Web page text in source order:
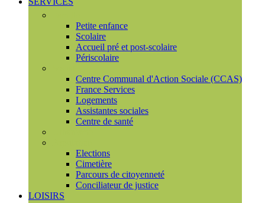
Petite enfance
Scolaire
Accueil pré et post-scolaire
Périscolaire
Centre Communal d'Action Sociale (CCAS)
France Services
Logements
Assistantes sociales
Centre de santé
Elections
Cimetière
Parcours de citoyenneté
Conciliateur de justice
LOISIRS